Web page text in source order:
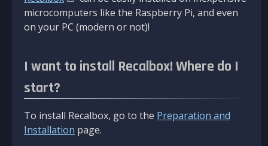
microcomputers like the Raspberry Pi, and even
on your PC (modern or not)!
I want to install Recalbox! Where do I
start?
To install Recalbox, go to the Preparation and
Installation page.